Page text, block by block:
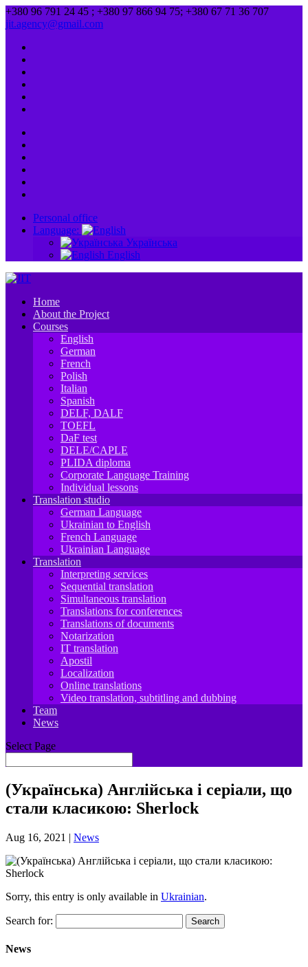
+380 96 791 24 45 ; +380 97 866 94 75; +380 67 71 36 707
jit.agency@gmail.com
Personal office
Language:
Українська
English
Home
About the Project
Courses
English
German
French
Polish
Italian
Spanish
DELF, DALF
TOEFL
DaF test
DELE/CAPLE
PLIDA diploma
Corporate Language Training
Individual lessons
Translation studio
German Language
Ukrainian to English
French Language
Ukrainian Language
Translation
Interpreting services
Sequential translation
Simultaneous translation
Translations for conferences
Translations of documents
Notarization
IT translation
Apostil
Localization
Online translations
Video translation, subtitling and dubbing
Team
News
Select Page
(Українська) Англійська і серіали, що
стали класикою: Sherlock
Aug 16, 2021 | News
Sorry, this entry is only available in Ukrainian.
Search for:
News